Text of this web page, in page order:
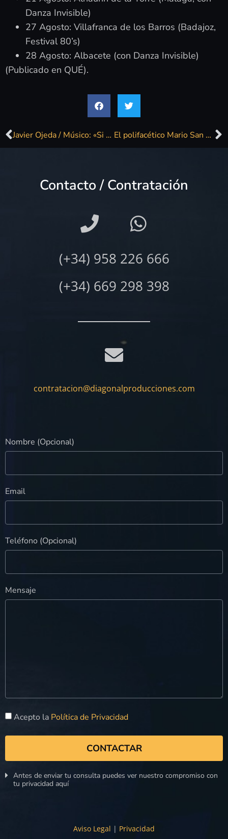
Danza Invisible)
27 Agosto: Villafranca de los Barros (Badajoz,
Festival 80’s)
28 Agosto: Albacete (con Danza Invisible)
(Publicado en QUÉ).
Javier Ojeda / Músico: «Si sigo haciendo discos es porque soy feliz grabándolos» El polifacético Mario San Román presentará en directo su nuevo álbum, ‘Septiembre’
Contacto / Contratación
(+34) 958 226 666
(+34) 669 298 398
contratacion@diagonalproducciones.com
Nombre (Opcional)
Email
Teléfono (Opcional)
Mensaje
Acepto la Política de Privacidad
CONTACTAR
Antes de enviar tu consulta puedes ver nuestro compromiso con
tu privacidad aquí
Aviso Legal | Privacidad